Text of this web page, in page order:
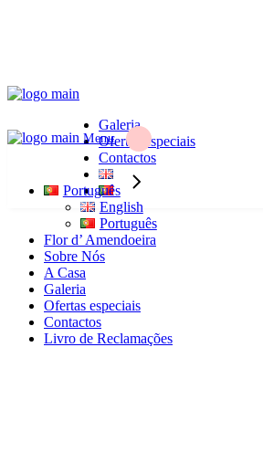
Galeria
Ofertas especiais
Contactos
Menu
Português
English
Português
Flor d’ Amendoeira
Sobre Nós
A Casa
Galeria
Ofertas especiais
Contactos
Livro de Reclamações